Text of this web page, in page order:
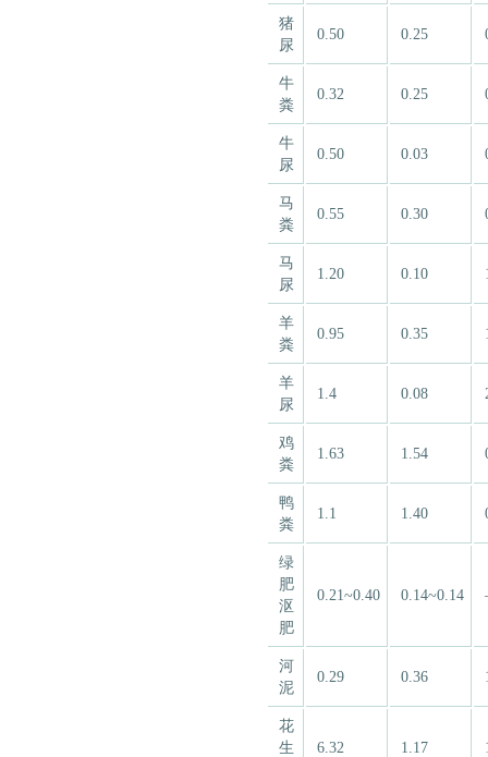
猪
尿
0.50 0.25
牛
粪
0.32 0.25
牛
尿
0.50 0.03
马
粪
0.55 0.30
马
尿
1.20 0.10
羊
粪
0.95 0.35
羊
尿
1.4 0.08
鸡
粪
1.63 1.54
鸭
粪
1.1 1.40
绿
肥
沤
肥
0.21~0.40 0.14~0.14
河
泥
0.29 0.36
花
生
6.32 1.17